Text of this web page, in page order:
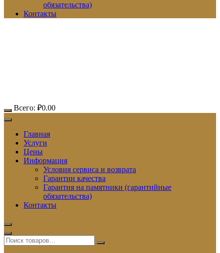
обязательства)
Контакты
Всего: ₽0.00
Главная
Услуги
Цены
Информация
Условия сервиса и возврата
Гарантии качества
Гарантия на памятники (гарантийные
обязательства)
Контакты